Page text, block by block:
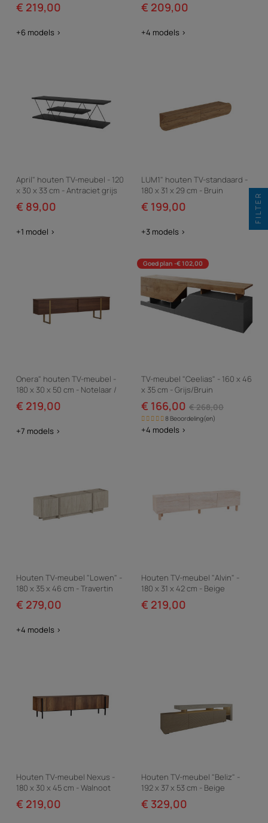
€ 219,00
+6 models >
€ 209,00
+4 models >
April" houten TV-meubel - 120
x 30 x 33 cm - Antraciet grijs
€ 89,00
+1 model >
LUM1" houten TV-standaard -
180 x 31 x 29 cm - Bruin
€ 199,00
+3 models >
Onera" houten TV-meubel -
180 x 30 x 50 cm - Notelaar /
Goud
€ 219,00
+7 models >
Goed plan -€ 102,00
TV-meubel "Ceelias" - 160 x 46
x 35 cm - Grijs/Bruin
€ 166,00 € 268,00
8 Beoordeling(en)
+4 models >
Houten TV-meubel "Lowen" -
180 x 35 x 46 cm - Travertin
€ 279,00
+4 models >
Houten TV-meubel "Alvin" -
180 x 31 x 42 cm - Beige
€ 219,00
Houten TV-meubel Nexus -
180 x 30 x 45 cm - Walnoot
Barok / Zwart
€ 219,00
Houten TV-meubel "Beliz" -
192 x 37 x 53 cm - Beige
€ 329,00
FILTER